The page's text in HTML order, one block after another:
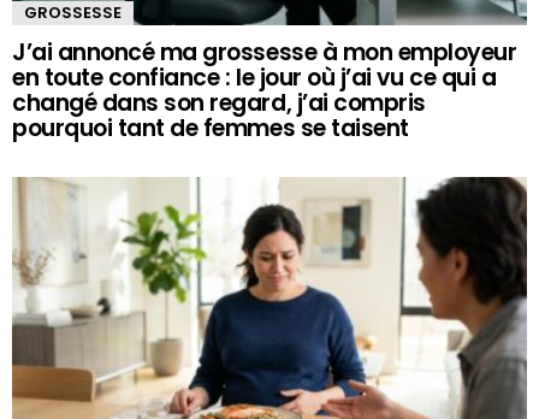
GROSSESSE
J’ai annoncé ma grossesse à mon employeur
en toute confiance : le jour où j’ai vu ce qui a
changé dans son regard, j’ai compris
pourquoi tant de femmes se taisent